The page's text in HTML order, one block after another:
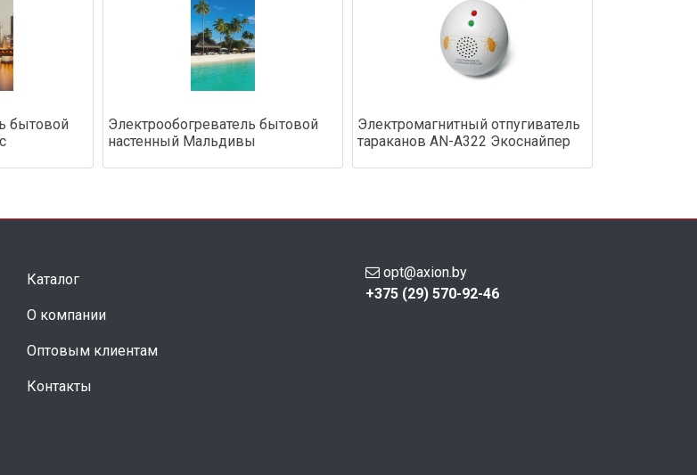
бытовой
Электрообогреватель бытовой
настенный Мальдивы
Электромагнитный отпугиватель
тараканов AN-A322 Экоснайпер
Каталог
О компании
Оптовым клиентам
Контакты
opt@axion.by
+375 (29) 570-92-46